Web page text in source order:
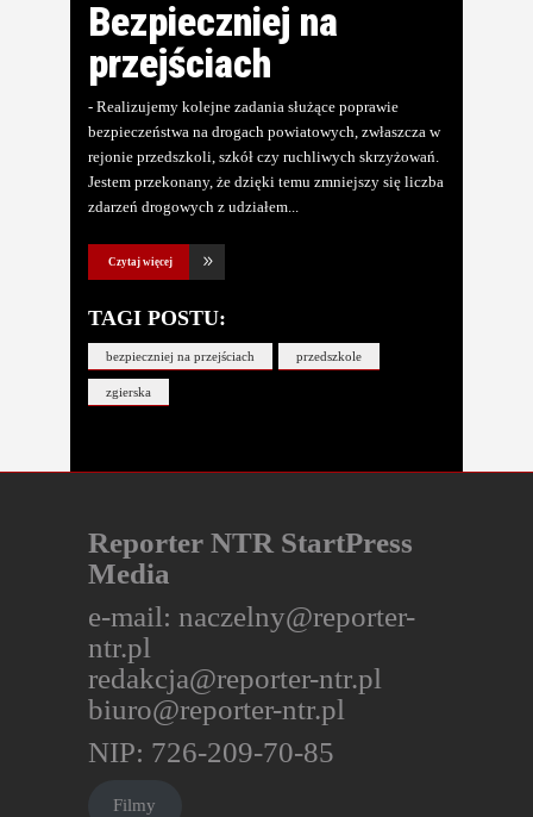
Bezpieczniej na
przejściach
- Realizujemy kolejne zadania służące poprawie
bezpieczeństwa na drogach powiatowych, zwłaszcza w
rejonie przedszkoli, szkół czy ruchliwych skrzyżowań.
Jestem przekonany, że dzięki temu zmniejszy się liczba
zdarzeń drogowych z udziałem
Czytaj więcej
TAGI POSTU:
bezpieczniej na przejściach przedszkole
zgierska
Reporter NTR StartPress
Media
e-mail: naczelny@reporter-
ntr.pl
redakcja@reporter-ntr.pl
biuro@reporter-ntr.pl
NIP: 726-209-70-85
Filmy